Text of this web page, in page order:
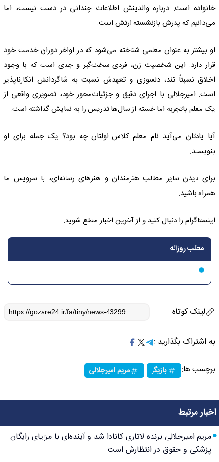
خانواده است. درباره والدینش اطلاعات چندانی در دست نیست، اما
می‌دانیم که پدرش بازنشسته ارتش است.
او بیشتر به عنوان معلمی شناخته می‌شود که در اواخر دوران خدمت خود
قرار دارد. این شخصیت زن، فردی سخت‌گیر و جدی است که با وجود
اخلاق نسبتاً تند، دلسوزی و تعهدش نسبت به شاگردانش انکارناپذیر
است. امیرجلالی با اجرای دقیق و جزئیات‌محور خود، تصویری واقعی از
یک معلم باتجربه اما خسته از سال‌ها تدریس را به نمایش گذاشته است.
آیا یادتان می‌آید نام معلم کلاس اولتان چه بود؟ یک جمله برای او
بنویسید.
برای دیدن سایر مطالب هنرمندان و هنرهای رسانه‌ای، با سرویس ما
همراه باشید.
اینستاگرام را دنبال کنید و از آخرین اخبار مطلع شوید.
مطلب روزانه
لینک کوتاه
به اشتراک بگذارید :
برچسب ها: بازیگر مریم امیرجلالی
اخبار مرتبط
مریم امیرجلالی برنده لاتاری کانادا شد و آینده‌ای با مزایای رایگان
پزشکی و حقوق در انتظارش است